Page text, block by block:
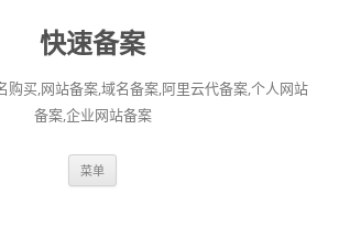
快速备案
购买,网站备案,域名备案,阿里云代备案,个人网站
备案,企业网站备案
菜单